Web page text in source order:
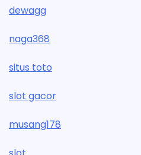
dewagg
naga368
situs toto
slot gacor
musang178